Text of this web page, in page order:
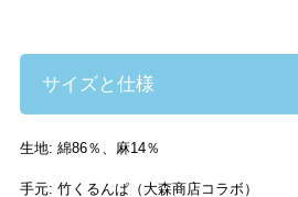
サイズと仕様
生地: 綿86％、麻14％
手元: 竹くるんぱ（大森商店コラボ）